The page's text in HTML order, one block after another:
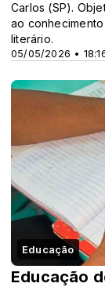
05/05/2026 •
Carlos (SP).
ao
literário.
Educação
Educação